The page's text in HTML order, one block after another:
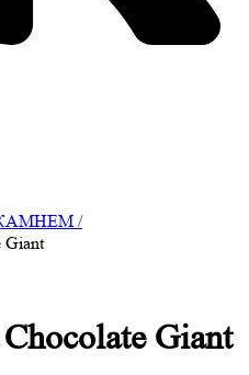
/
Giant
Giant